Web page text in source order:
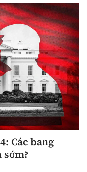
nếu không có sự
Các bang